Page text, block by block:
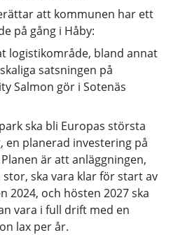
att kommunen har ett
på gång i Håby:
logistikområde, bland annat
satsningen på
Salmon gör i Sotenäs
ska bli Europas största
en planerad investering på
är att anläggningen,
ska vara klar för start av
2024, och hösten 2027 ska
vara i full drift med en
lax per år.